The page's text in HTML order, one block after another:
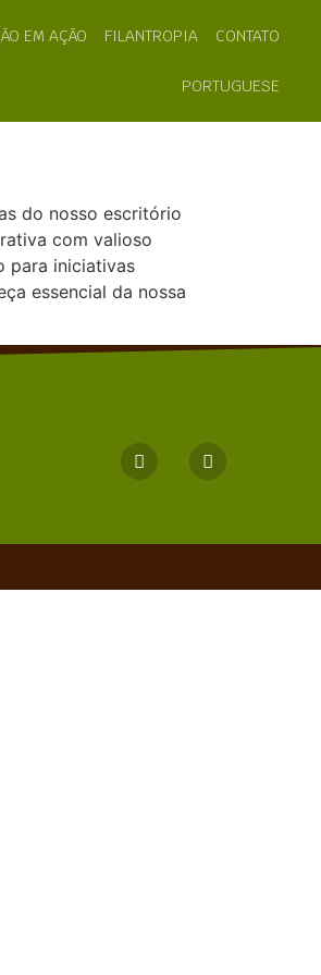
EM AÇÃO FILANTROPIA CONTATO
PORTUGUESE
do nosso escritório
com valioso
para iniciativas
essencial da nossa